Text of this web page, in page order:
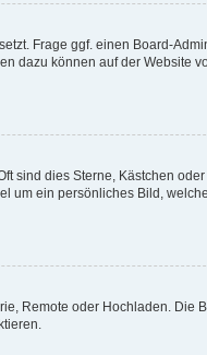
Frage ggf. einen Board-
dazu können auf der Website
sind dies Sterne, Kästchen
um ein persönliches Bild,
Remote oder Hochladen. Die